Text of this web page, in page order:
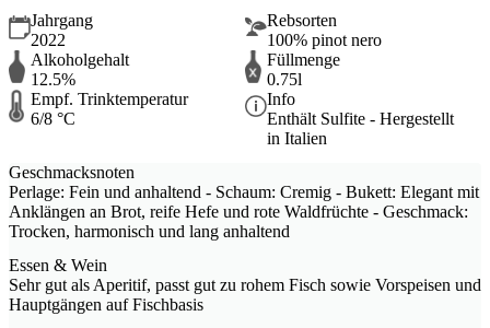
Jahrgang
2022
Rebsorten
100% pinot nero
Alkoholgehalt
12.5%
Füllmenge
0.75l
Empf. Trinktemperatur
6/8 °C
Info
Enthält Sulfite - Hergestellt
in Italien
Geschmacksnoten
Perlage: Fein und anhaltend - Schaum: Cremig - Bukett: Elegant mit
Anklängen an Brot, reife Hefe und rote Waldfrüchte - Geschmack:
Trocken, harmonisch und lang anhaltend
Essen & Wein
Sehr gut als Aperitif, passt gut zu rohem Fisch sowie Vorspeisen und
Hauptgängen auf Fischbasis